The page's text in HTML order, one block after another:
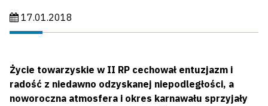
Data publikacji:
17.01.2018
Życie towarzyskie w II RP cechował entuzjazm i
radość z niedawno odzyskanej niepodległości, a
noworoczna atmosfera i okres karnawału sprzyjały